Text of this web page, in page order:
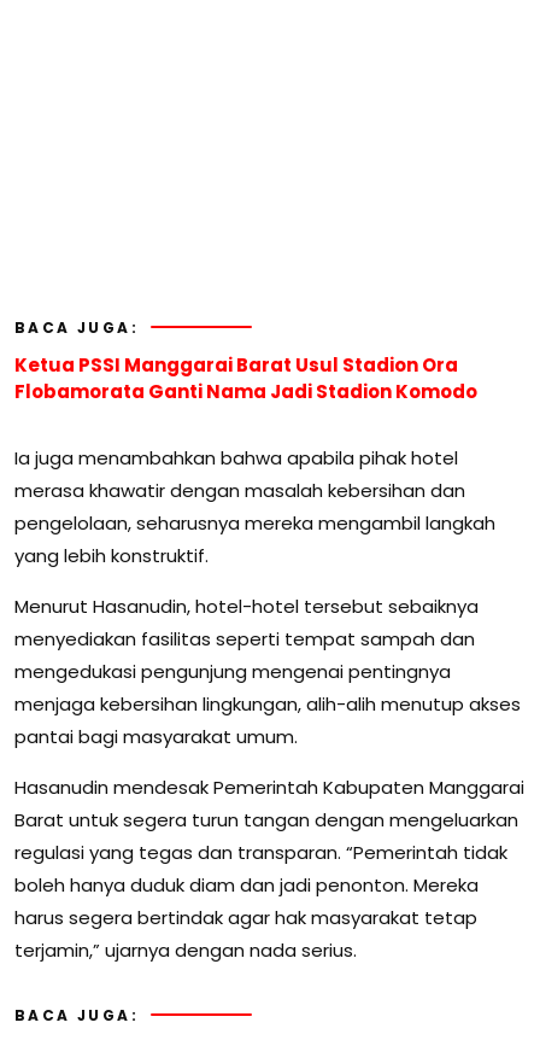
BACA JUGA:
Ketua PSSI Manggarai Barat Usul Stadion Ora
Flobamorata Ganti Nama Jadi Stadion Komodo
Ia juga menambahkan bahwa apabila pihak hotel
merasa khawatir dengan masalah kebersihan dan
pengelolaan, seharusnya mereka mengambil langkah
yang lebih konstruktif.
Menurut Hasanudin, hotel-hotel tersebut sebaiknya
menyediakan fasilitas seperti tempat sampah dan
mengedukasi pengunjung mengenai pentingnya
menjaga kebersihan lingkungan, alih-alih menutup akses
pantai bagi masyarakat umum.
Hasanudin mendesak Pemerintah Kabupaten Manggarai
Barat untuk segera turun tangan dengan mengeluarkan
regulasi yang tegas dan transparan. “Pemerintah tidak
boleh hanya duduk diam dan jadi penonton. Mereka
harus segera bertindak agar hak masyarakat tetap
terjamin,” ujarnya dengan nada serius.
BACA JUGA: